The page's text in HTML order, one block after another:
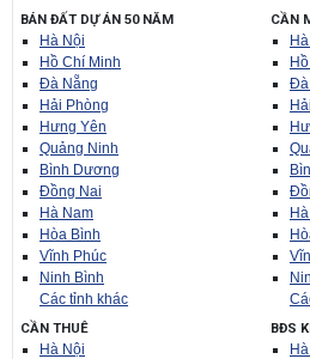
BÁN ĐẤT DỰ ÁN 50 NĂM
Hà Nội
Hồ Chí Minh
Đà Nẵng
Hải Phòng
Hưng Yên
Quảng Ninh
Bình Dương
Đồng Nai
Hà Nam
Hòa Bình
Vĩnh Phúc
Ninh Bình
Các tỉnh khác
CẦN
Đà
CẦN THUÊ
Hà Nội
BĐS